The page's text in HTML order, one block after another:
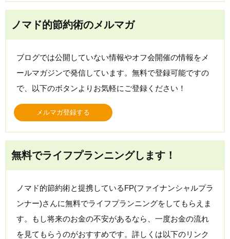
ノマド的節約術のメルマガ
ブログでは公開していない情報やオフ会開催の情報をメ
ールマガジンで発信しています。無料で登録可能ですの
で、以下のボタンよりお気軽にご登録ください！
メルマガ登録する
無料でライフプランニングします！
ノマド的節約術と提携しているFP(ファイナンシャルプラ
ンナー)さんに無料でライフプランニングをしてもらえま
す。もし将来のお金の不安があるなら、一度お金の流れ
を見てもらうのがおすすめです。詳しくは以下のリンク